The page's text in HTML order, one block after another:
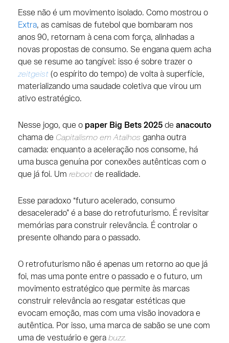
Esse não é um movimento isolado. Como mostrou o
Extra, as camisas de futebol que bombaram nos
anos 90, retornam à cena com força, alinhadas a
novas propostas de consumo. Se engana quem acha
que se resume ao tangível: isso é sobre trazer o
zeitgeist(o espírito do tempo) de volta à superfície,
materializando uma saudade coletiva que virou um
ativo estratégico.
Nesse jogo, que o paper Big Bets 2025 de anacouto
chama de Capitalismo em Atalhos ganha outra
camada: enquanto a aceleração nos consome, há
uma busca genuína por conexões autênticas com o
que já foi. Um rebootde realidade.
Esse paradoxo “futuro acelerado, consumo
desacelerado” é a base do retrofuturismo. É revisitar
memórias para construir relevância. É controlar o
presente olhando para o passado.
O retrofuturismo não é apenas um retorno ao que já
foi, mas uma ponte entre o passado e o futuro, um
movimento estratégico que permite às marcas
construir relevância ao resgatar estéticas que
evocam emoção, mas com uma visão inovadora e
autêntica. Por isso, uma marca de sabão se une com
uma de vestuário e gera buzz.